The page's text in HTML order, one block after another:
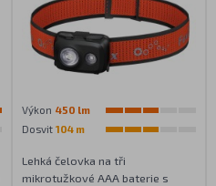
Výkon 450 lm
Dosvit 104 m
Lehká čelovka na tři
mikrotužkové AAA baterie s